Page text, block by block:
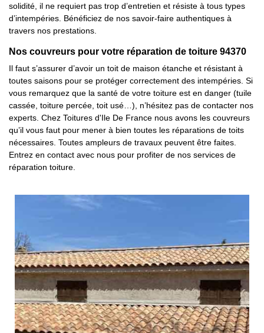
solidité, il ne requiert pas trop d’entretien et résiste à tous types
d’intempéries. Bénéficiez de nos savoir-faire authentiques à
travers nos prestations.
Nos couvreurs pour votre réparation de toiture 94370
Il faut s’assurer d’avoir un toit de maison étanche et résistant à
toutes saisons pour se protéger correctement des intempéries. Si
vous remarquez que la santé de votre toiture est en danger (tuile
cassée, toiture percée, toit usé…), n’hésitez pas de contacter nos
experts. Chez Toitures d'Ile De France nous avons les couvreurs
qu’il vous faut pour mener à bien toutes les réparations de toits
nécessaires. Toutes ampleurs de travaux peuvent être faites.
Entrez en contact avec nous pour profiter de nos services de
réparation toiture.